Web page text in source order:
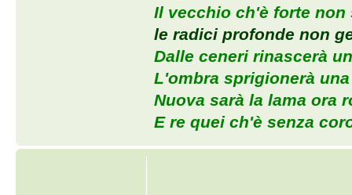
Il vecchio ch'è forte non
le radici profonde non
Dalle ceneri rinascerà
L'ombra sprigionerà
Nuova sarà la lama ora
E re quei ch'è senza